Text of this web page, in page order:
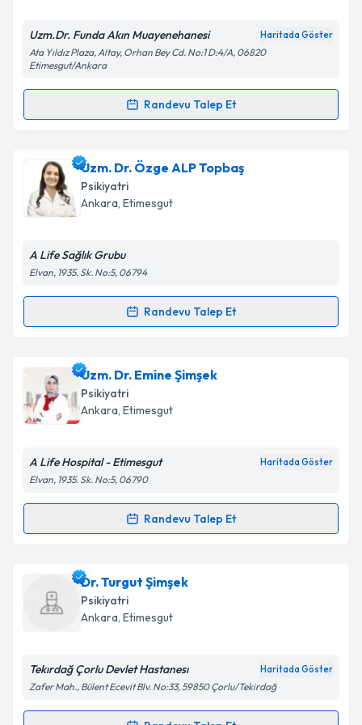
Kişisel verilerimin işlenmesine ilişkin
Metni'ni okudum ve kişisel verilerimin belirtilen
Takvim Talebini Gönder
Uzm.Dr. Funda Akın Muayenehanesi Haritada Göster
Ata Yıldız Plaza, Altay, Orhan Bey Cd. No:1 D:4/A, 06820
Etimesgut/Ankara
Randevu Talep Et
Randevu Takvimi Talebi
Uzm. Dr. Funda Akıniçin randevu takvimi talebi
oluşturun. Size bu uzmandan randevu almanız için bir
takvim hazırlandığında e-posta ile bilgilendireceğiz.
Kişisel verilerimin işlenmesine ilişkin
Metni'ni okudum ve kişisel verilerimin belirtilen
Takvim Talebini Gönder
Uzm. Dr. Özge ALP Topbaş
Psikiyatri
Ankara, Etimesgut
A Life Sağlık Grubu
Elvan, 1935. Sk. No:5, 06794
Randevu Talep Et
Randevu Takvimi Talebi
Uzm. Dr. Özge ALP Topbaşiçin randevu takvimi
talebi oluşturun. Size bu uzmandan randevu almanız
için bir takvim hazırlandığında e-posta ile
bilgilendireceğiz.
Kişisel verilerimin işlenmesine ilişkinAydınlatma
kapsamda işlenmesini kabul ediyorum.
Takvim Talebini Gönder
Uzm. Dr. Emine Şimşek
Psikiyatri
Ankara, Etimesgut
A Life Hospital - Etimesgut Haritada Göster
Elvan, 1935. Sk. No:5, 06790
Randevu Talep Et
Randevu Takvimi Talebi
Uzm. Dr. Emine Şimşekiçin randevu takvimi talebi
oluşturun. Size bu uzmandan randevu almanız için bir
takvim hazırlandığında e-posta ile bilgilendireceğiz.
Dr. Turgut Şimşek
Psikiyatri
Ankara, Etimesgut
Tekırdağ Çorlu Devlet Hastanesı Haritada Göster
Zafer Mah., Bülent Ecevit Blv. No:33, 59850 Çorlu/Tekirdağ